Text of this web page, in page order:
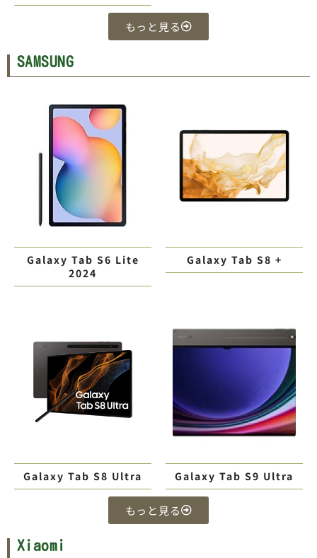
もっと見る
SAMSUNG
Galaxy Tab S6 Lite
2024
Galaxy Tab S8 +
Galaxy Tab S8 Ultra Galaxy Tab S9 Ultra
もっと見る
Xiaomi